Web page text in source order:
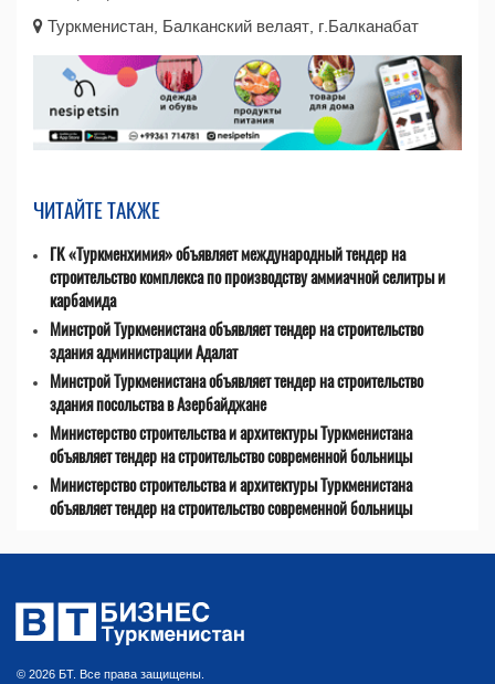
Туркменистан, Балканcкий велаят, г.Балканабат
ЧИТАЙТЕ ТАКЖЕ
ГК «Туркменхимия» объявляет международный тендер на
строительство комплекса по производству аммиачной селитры и
карбамида
Минстрой Туркменистана объявляет тендер на строительство
здания администрации Адалат
Минстрой Туркменистана объявляет тендер на строительство
здания посольства в Азербайджане
Министерство строительства и архитектуры Туркменистана
объявляет тендер на строительство современной больницы
Министерство строительства и архитектуры Туркменистана
объявляет тендер на строительство современной больницы
© 2026 БТ. Все права защищены.